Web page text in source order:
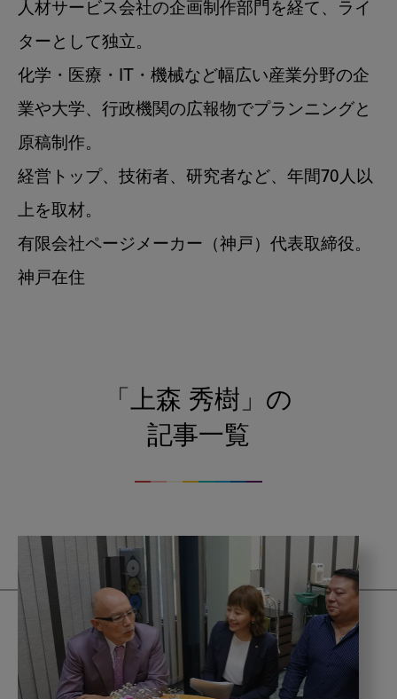
人材サービス会社の企画制作部門を経て、ライ
ターとして独立。
化学・医療・IT・機械など幅広い産業分野の企
業や大学、行政機関の広報物でプランニングと
原稿制作。
経営トップ、技術者、研究者など、年間70人以
上を取材。
有限会社ページメーカー（神戸）代表取締役。
神戸在住
「上森 秀樹」の
記事一覧